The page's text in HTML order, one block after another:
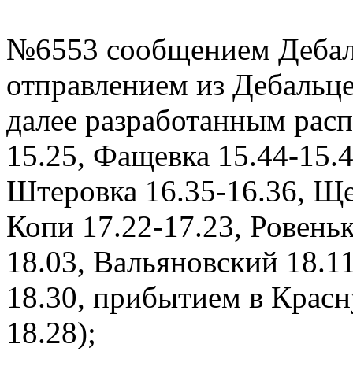
№6553 сообщением
отправлением из
далее разработанным
15.25, Фащевка 15.44-
Штеровка 16.35-16.36,
Копи 17.22-17.23,
18.03, Вальяновский
18.30, прибытием в
18.28);